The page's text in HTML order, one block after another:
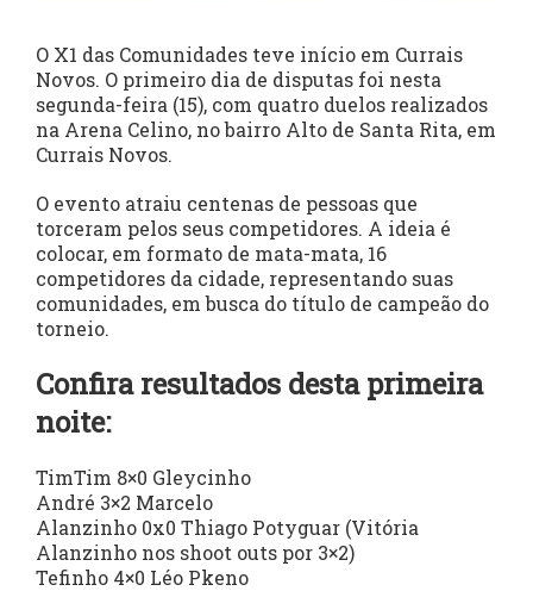
O X1 das Comunidades teve início em Currais
Novos. O primeiro dia de disputas foi nesta
segunda-feira (15), com quatro duelos realizados
na Arena Celino, no bairro Alto de Santa Rita, em
Currais Novos.
O evento atraiu centenas de pessoas que
torceram pelos seus competidores. A ideia é
colocar, em formato de mata-mata, 16
competidores da cidade, representando suas
comunidades, em busca do título de campeão do
torneio.
Confira resultados desta primeira
noite:
TimTim 8×0 Gleycinho
André 3×2 Marcelo
Alanzinho 0x0 Thiago Potyguar (Vitória
Alanzinho nos shoot outs por 3×2)
Tefinho 4×0 Léo Pkeno